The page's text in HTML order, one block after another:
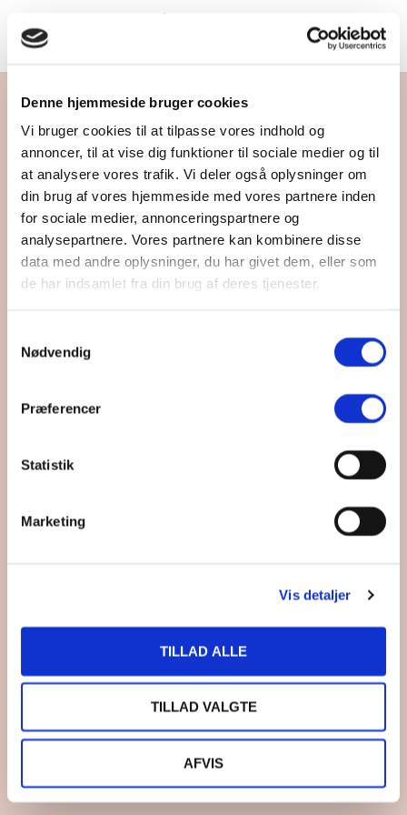
Denne hjemmeside bruger cookies
Vi bruger cookies til at tilpasse vores indhold og
annoncer, til at vise dig funktioner til sociale medier og til
at analysere vores trafik. Vi deler også oplysninger om
din brug af vores hjemmeside med vores partnere inden
for sociale medier, annonceringspartnere og
analysepartnere. Vores partnere kan kombinere disse
data med andre oplysninger, du har givet dem, eller som
de har indsamlet fra din brug af deres tjenester.
Nødvendig
Præferencer
Statistik
Marketing
Vis detaljer
TILLAD ALLE
TILLAD VALGTE
AFVIS
HOV, NOGET GIK GALT!
404 - SIDE IKKE FUNDET
TIL FORSIDEN